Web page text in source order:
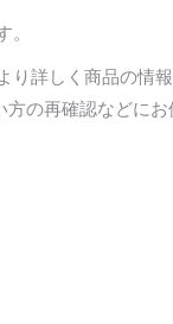
。
詳しく商品の情報
の再確認などにお